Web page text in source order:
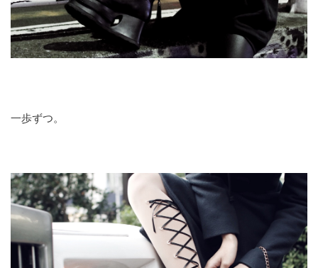
一歩ずつ。